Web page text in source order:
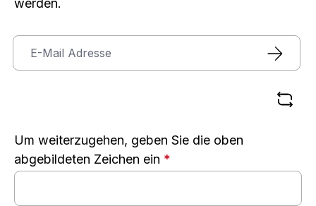
werden.
Um weiterzugehen, geben Sie die oben
abgebildeten Zeichen ein *